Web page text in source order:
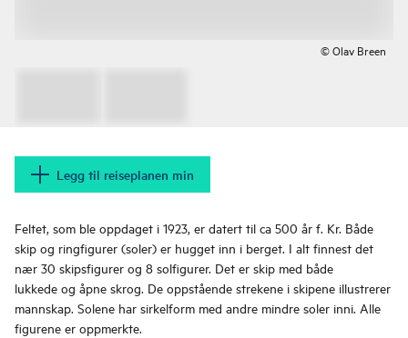
© Olav Breen
Legg til reiseplanen min
Feltet, som ble oppdaget i 1923, er datert til ca 500 år f. Kr. Både
skip og ringfigurer (soler) er hugget inn i berget. I alt finnest det
nær 30 skipsfigurer og 8 solfigurer. Det er skip med både
lukkede og åpne skrog. De oppstående strekene i skipene illustrerer
mannskap. Solene har sirkelform med andre mindre soler inni. Alle
figurene er oppmerkte.